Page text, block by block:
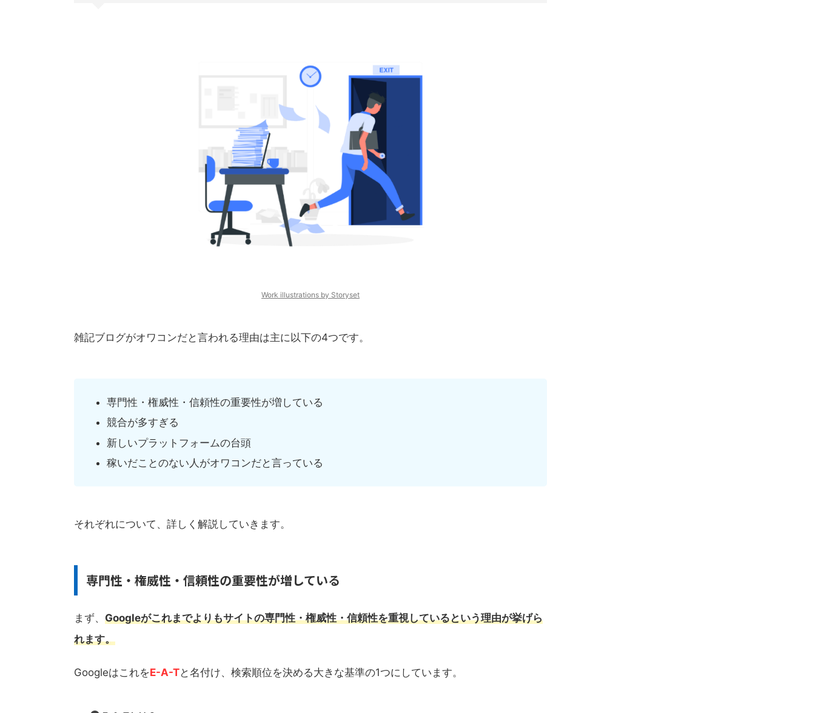
Work illustrations by Storyset
雑記ブログがオワコンだと言われる理由は主に以下の4つです。
専門性・権威性・信頼性の重要性が増している
競合が多すぎる
新しいプラットフォームの台頭
稼いだことのない人がオワコンだと言っている
それぞれについて、詳しく解説していきます。
専門性・権威性・信頼性の重要性が増している
まず、 Googleがこれまでよりもサイトの専門性・権威性・信頼性を重視しているという理由が挙げら
れます。
GoogleはこれをE-A-Tと名付け、検索順位を決める大きな基準の1つにしています。